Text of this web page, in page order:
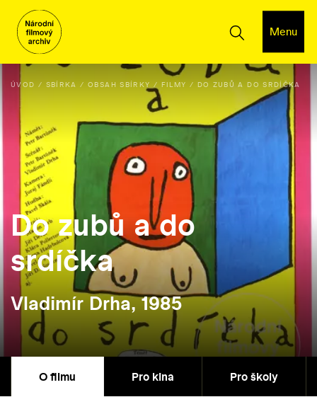
Menu
ÚVOD SBÍRKA OBSAH SBÍRKY FILMY DO ZUBŮ A DO SRDÍČKA
Do zubů a do
srdíčka
Vladimír Drha, 1985
O filmu Pro kina Pro školy